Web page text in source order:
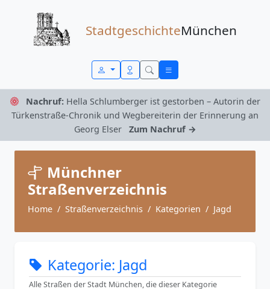
StadtgeschichteMünchen
Nachruf: Hella Schlumberger ist gestorben – Autorin der
Türkenstraße-Chronik und Wegbereiterin der Erinnerung an
Georg Elser
Zum Nachruf →
Münchner
Straßenverzeichnis
Home Straßenverzeichnis Kategorien Jagd
Kategorie: Jagd
Alle Straßen der Stadt München, die dieser Kategorie